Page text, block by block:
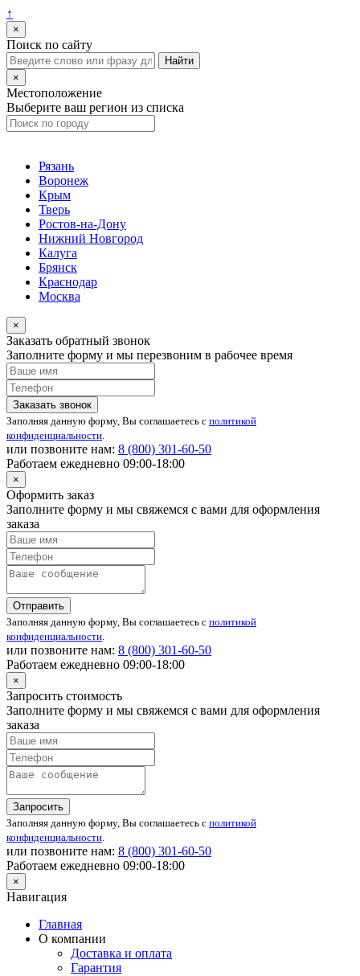
↑
×
Поиск по сайту
×
Местоположение
Выберите ваш регион из списка
Рязань
Воронеж
Крым
Тверь
Ростов-на-Дону
Нижний Новгород
Калуга
Брянск
Краснодар
Москва
×
Заказать обратный звонок
Заполните форму и мы перезвоним в рабочее время
Заказать звонок
Заполняя данную форму, Вы соглашаетесь с политикой
конфиденциальности.
или позвоните нам: 8 (800) 301-60-50
Работаем ежедневно 09:00-18:00
×
Оформить заказ
Заполните форму и мы свяжемся с вами для оформления
заказа
Отправить
Заполняя данную форму, Вы соглашаетесь с политикой
конфиденциальности.
или позвоните нам: 8 (800) 301-60-50
Работаем ежедневно 09:00-18:00
×
Запросить стоимость
Заполните форму и мы свяжемся с вами для оформления
заказа
Запросить
Заполняя данную форму, Вы соглашаетесь с политикой
конфиденциальности.
или позвоните нам: 8 (800) 301-60-50
Работаем ежедневно 09:00-18:00
×
Навигация
Главная
О компании
Доставка и оплата
Гарантия